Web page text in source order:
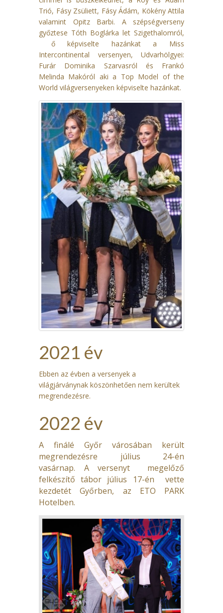
Trió, Fásy Zsüliett, Fásy Ádám, Kökény Attila
valamint Opitz Barbi. A szépségverseny
győztese Tóth Boglárka let Szigethalomról,
ő képviselte hazánkat a Miss
Intercontinental versenyen, Udvarhölgyei:
Furár Dominika Szarvasról és Frankó
Melinda Makóról aki a Top Model of the
World világversenyeken képviselte hazánkat.
2021 év
Ebben az évben a versenyek a
világjárványnak köszönhetően nem kerültek
megrendezésre.
2022 év
A finálé Győr városában
került
megrendezésre július 24-én
vasárnap. A versenyt megelőző
felkészítő tábor július 17-én vette
kezdetét Győrben, az ETO PARK
Hotelben.